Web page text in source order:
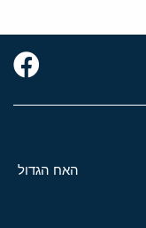
האח הגדול